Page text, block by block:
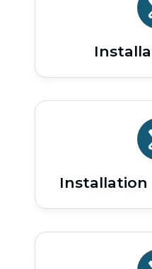
Installation